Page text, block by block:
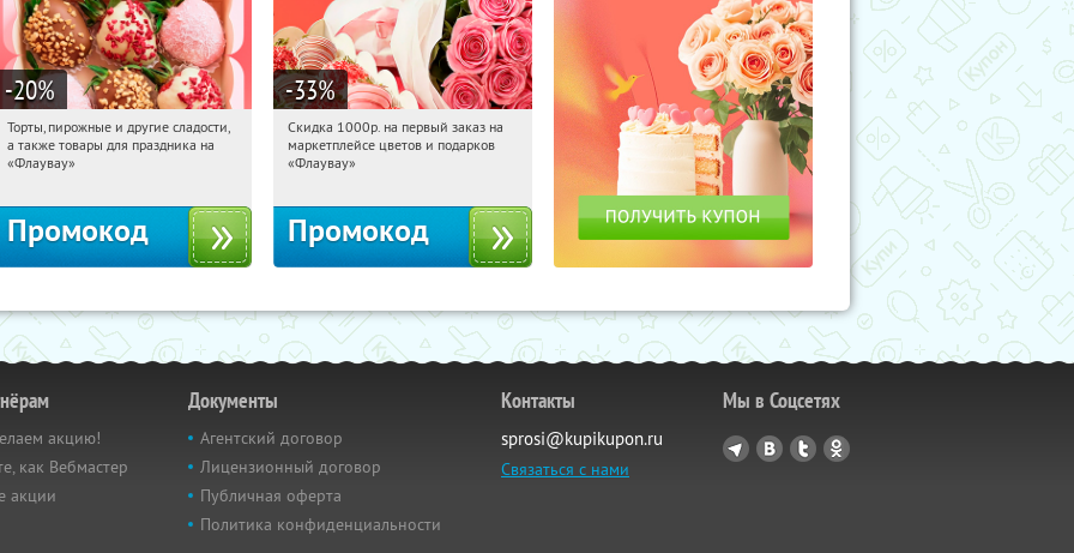
-20%
20:16:53 Получили:
Россия
Торты, пирожные и другие сладости,
а также товары для праздника на
«Флаувау»
Промокод
-33%
20:16:53 Получили:
Россия
Скидка 1000р. на первый заказ на
маркетплейсе цветов и подарков
«Флаувау»
Промокод
акцию!
как Вебмастер
акции
Документы
Агентский договор
Лицензионный договор
Публичная оферта
Политика конфиденциальности
Контакты
sprosi@kupikupon.ru
Связаться с нами
Мы в Соцсетях